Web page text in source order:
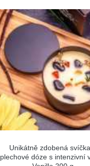
Unikátně zdobená
plechové dóze s intenzivní